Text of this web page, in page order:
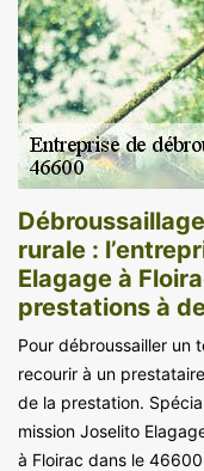
rurale :
Elagage à
prestations à
Pour débroussailler un
recourir à un
de la prestation.
mission Joselito
à Floirac dans le